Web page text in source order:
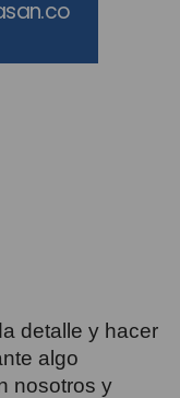
detalle y hacer
algo
nosotros y